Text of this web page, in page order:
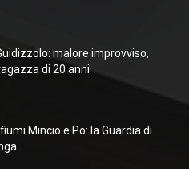
malore improvviso,
di 20 anni
Mincio e Po: la Guardia di